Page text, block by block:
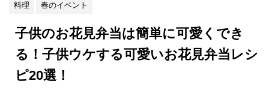
料理 春のイベント
子供のお花見弁当は簡単に可愛くでき
る！子供ウケする可愛いお花見弁当レシ
ピ20選！